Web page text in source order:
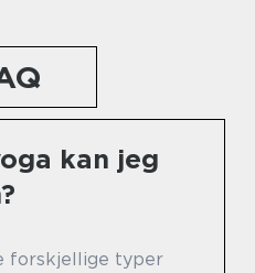
kan jeg
forskjellige typer